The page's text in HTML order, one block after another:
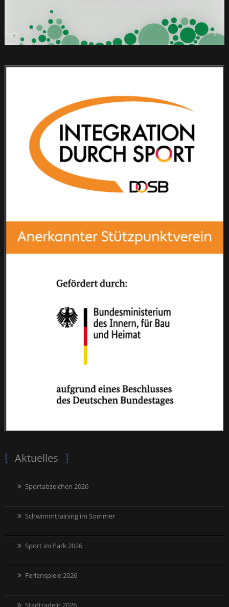
Aktuelles
Sportabzeichen 2026
Schwimmtraining im Sommer
Sport im Park 2026
Ferienspiele 2026
Stadtradeln 2026